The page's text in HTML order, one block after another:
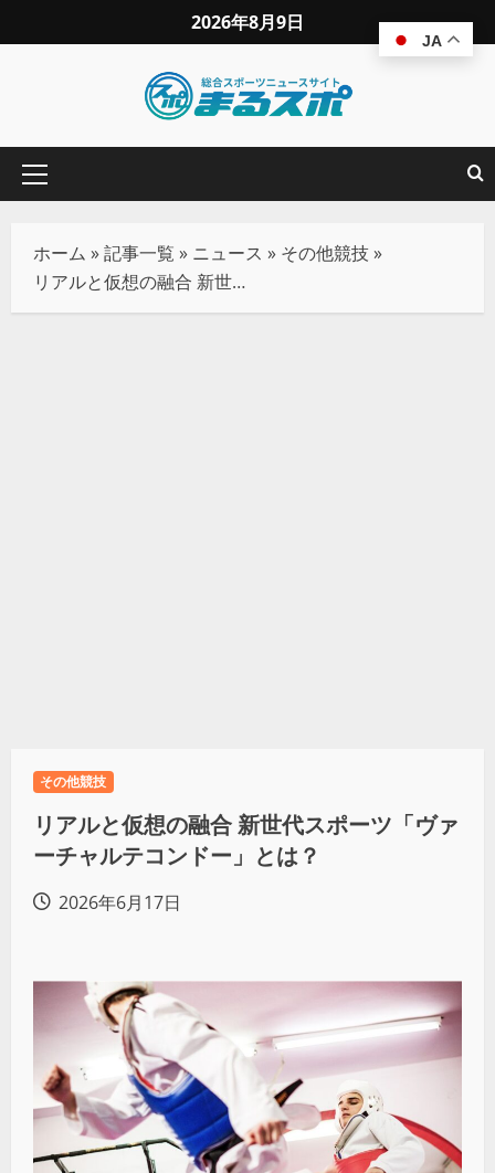
2026年8月9日
ホーム »記事一覧 » ニュース » その他競技»
リアルと仮想の融合 新世代スポーツ「ヴァーチャルテコンドー」とは？
その他競技
リアルと仮想の融合 新世代スポーツ「ヴァ
ーチャルテコンドー」とは？
2026年6月17日
JA